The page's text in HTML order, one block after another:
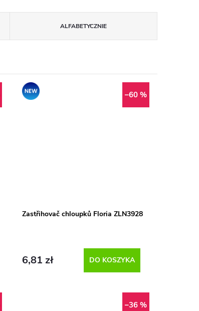
ALFABETYCZNIE
Nowość –60 %
Zastřihovač chloupků Floria ZLN3928
6,81 zł DO KOSZYKA
–36 %